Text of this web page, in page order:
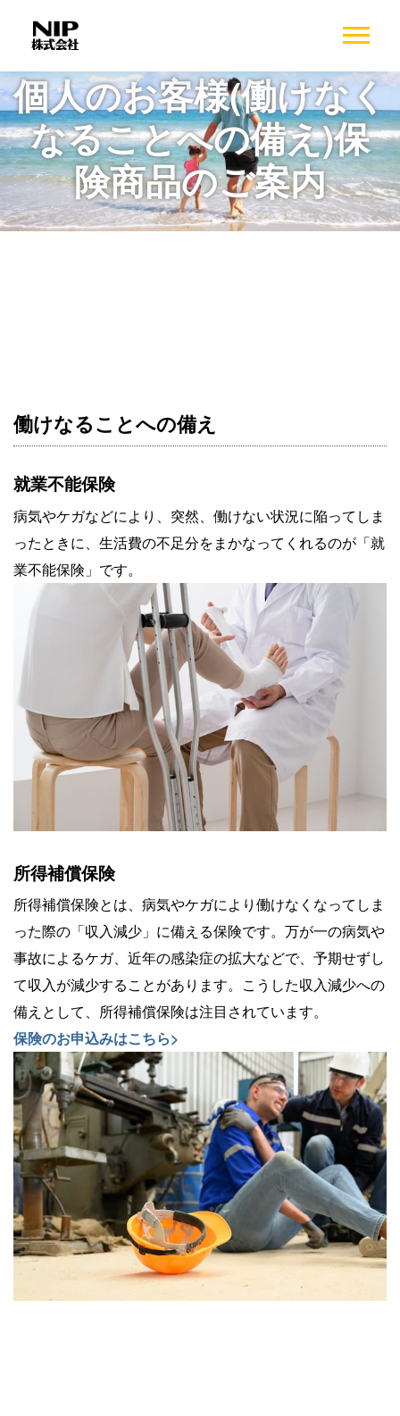
個人のお客様(働けなく
なることへの備え)保
険商品のご案内
働けなることへの備え
就業不能保険
病気やケガなどにより、突然、働けない状況に陥ってしま
ったときに、生活費の不足分をまかなってくれるのが「就
業不能保険」です。
所得補償保険
所得補償保険とは、病気やケガにより働けなくなってしま
った際の「収入減少」に備える保険です。万が一の病気や
事故によるケガ、近年の感染症の拡大などで、予期せずし
て収入が減少することがあります。こうした収入減少への
備えとして、所得補償保険は注目されています。
保険のお申込みはこちら>